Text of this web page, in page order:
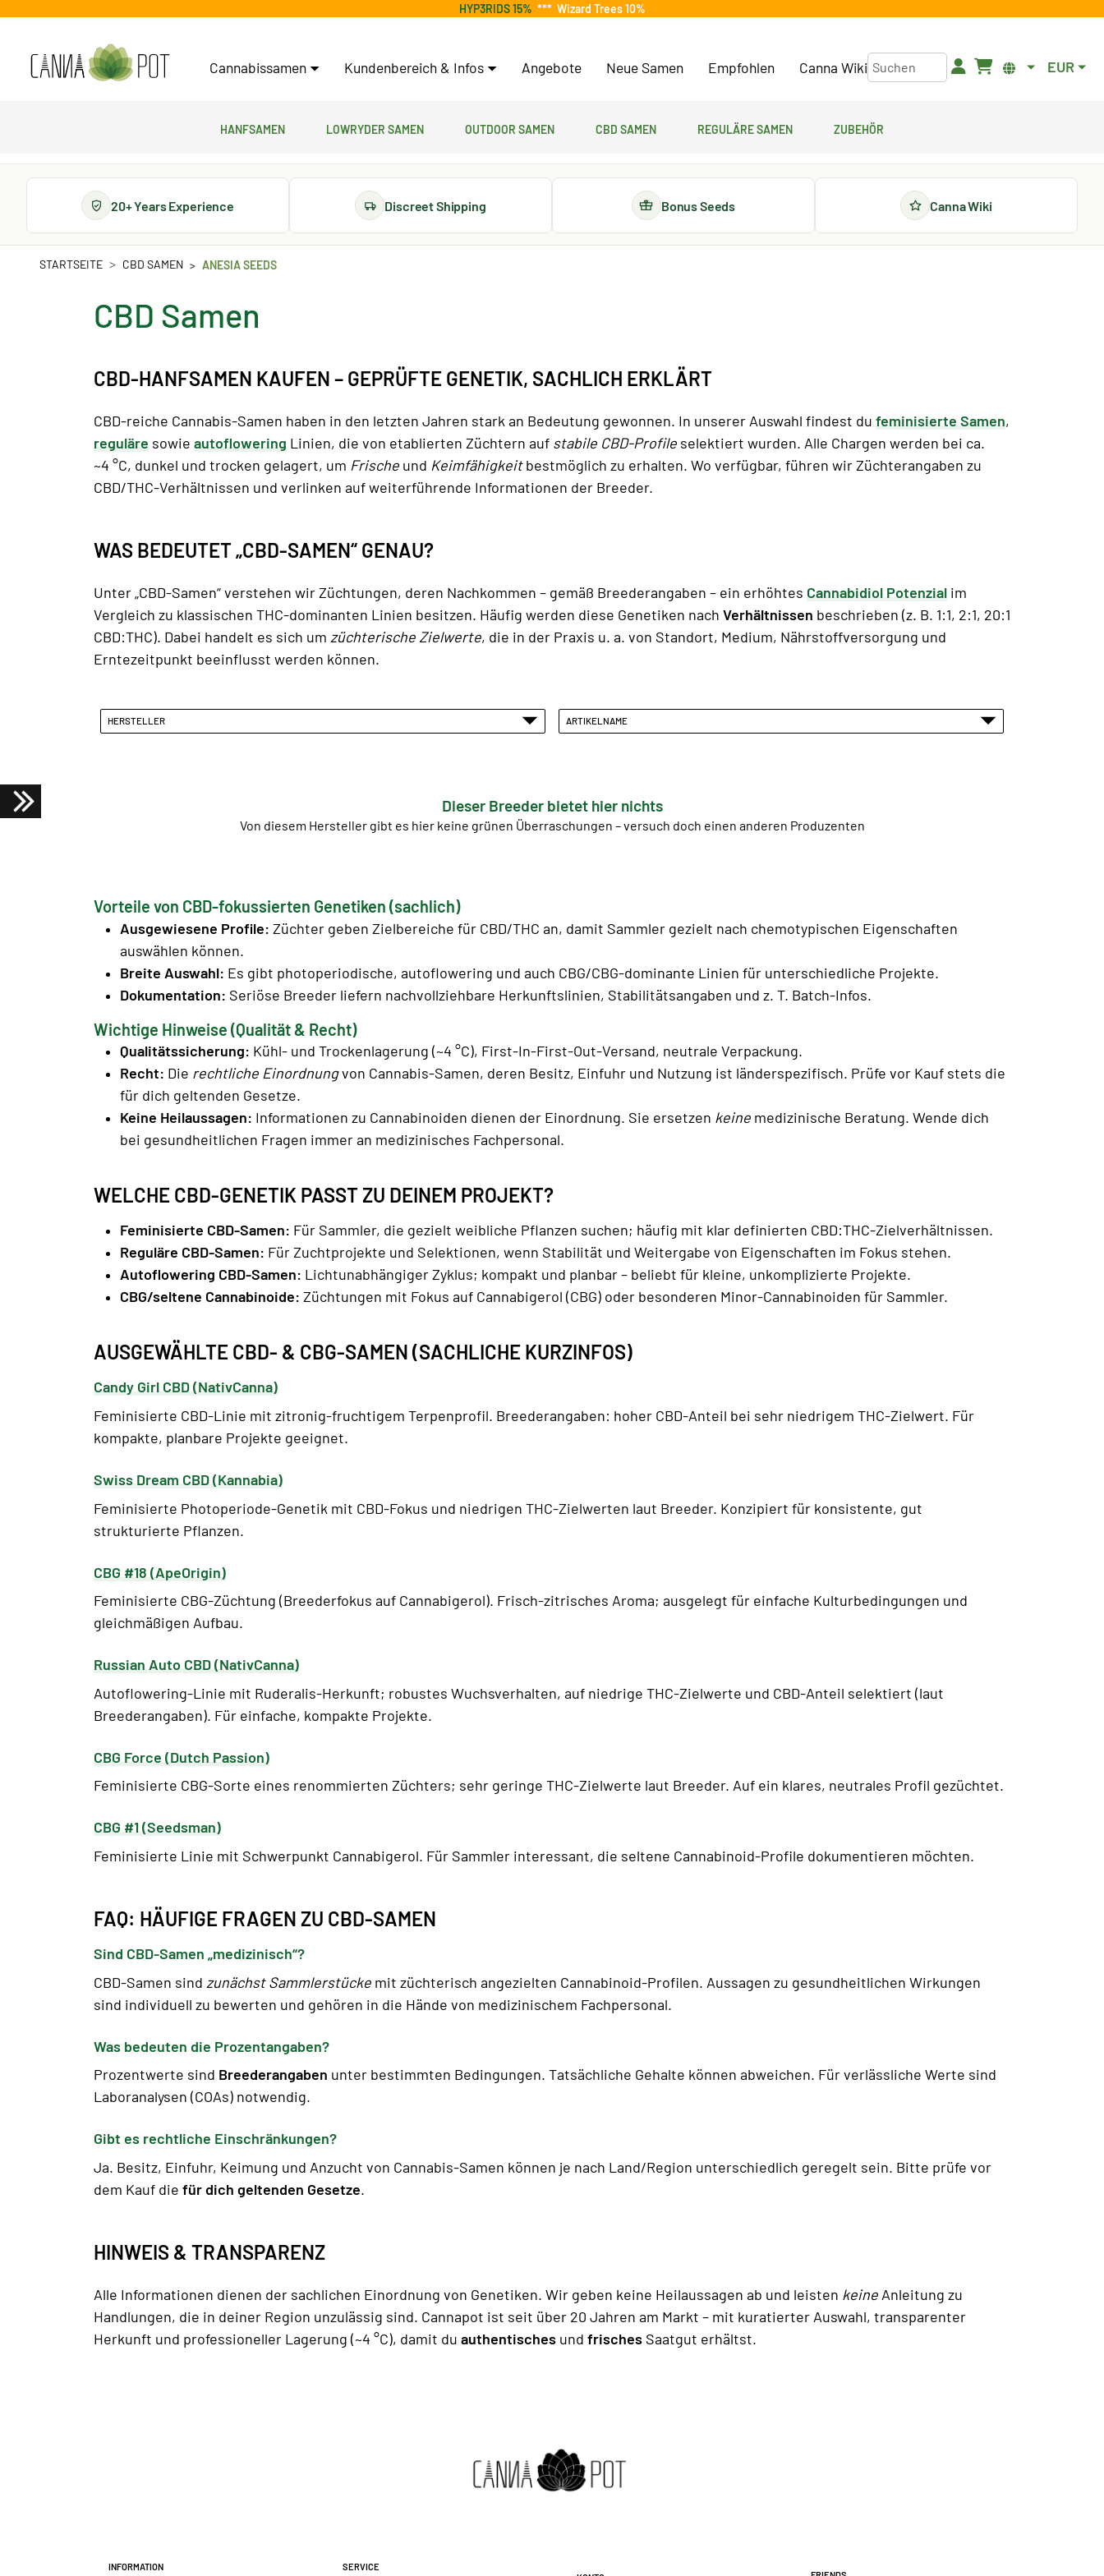
HYP3RIDS 15% *** Wizard Trees 10%
Cannabissamen Kundenbereich & Infos Angebote Neue Samen Empfohlen Canna Wiki EUR
Hanfsamen Lowryder Samen Outdoor Samen CBD Samen Reguläre Samen Zubehör
20+ Years Experience Discreet Shipping Bonus Seeds Canna Wiki
STARTSEITE CBD SAMEN ANESIA SEEDS
CBD Samen
CBD-HANFSAMEN KAUFEN – GEPRÜFTE GENETIK, SACHLICH ERKLÄRT
CBD-reiche Cannabis-Samen haben in den letzten Jahren stark an Bedeutung gewonnen. In unserer Auswahl findest du feminisierte Samen,
reguläre sowie autoflowering Linien, die von etablierten Züchtern auf stabile CBD-Profile selektiert wurden. Alle Chargen werden bei ca.
~4 °C, dunkel und trocken gelagert, um Frische und Keimfähigkeitbestmöglich zu erhalten. Wo verfügbar, führen wir Züchterangaben zu
CBD/THC-Verhältnissen und verlinken auf weiterführende Informationen der Breeder.
WAS BEDEUTET „CBD-SAMEN“ GENAU?
Unter „CBD-Samen“ verstehen wir Züchtungen, deren Nachkommen – gemäß Breederangaben – ein erhöhtes Cannabidiol Potenzial im
Vergleich zu klassischen THC-dominanten Linien besitzen. Häufig werden diese Genetiken nach Verhältnissen beschrieben (z. B. 1:1, 2:1, 20:1
CBD:THC). Dabei handelt es sich um züchterische Zielwerte, die in der Praxis u. a. von Standort, Medium, Nährstoffversorgung und
Erntezeitpunkt beeinflusst werden können.
HERSTELLER ARTIKELNAME
Dieser Breeder bietet hier nichts
Von diesem Hersteller gibt es hier keine grünen Überraschungen – versuch doch einen anderen Produzenten
Vorteile von CBD-fokussierten Genetiken (sachlich)
Ausgewiesene Profile: Züchter geben Zielbereiche für CBD/THC an, damit Sammler gezielt nach chemotypischen Eigenschaften
auswählen können.
Breite Auswahl: Es gibt photoperiodische, autoflowering und auch CBG/CBG-dominante Linien für unterschiedliche Projekte.
Dokumentation: Seriöse Breeder liefern nachvollziehbare Herkunftslinien, Stabilitätsangaben und z. T. Batch-Infos.
Wichtige Hinweise (Qualität & Recht)
Qualitätssicherung: Kühl- und Trockenlagerung (~4 °C), First-In-First-Out-Versand, neutrale Verpackung.
Recht: Die rechtliche Einordnungvon Cannabis-Samen, deren Besitz, Einfuhr und Nutzung ist länderspezifisch. Prüfe vor Kauf stets die
für dich geltenden Gesetze.
Keine Heilaussagen: Informationen zu Cannabinoiden dienen der Einordnung. Sie ersetzen keine medizinische Beratung. Wende dich
bei gesundheitlichen Fragen immer an medizinisches Fachpersonal.
WELCHE CBD-GENETIK PASST ZU DEINEM PROJEKT?
Feminisierte CBD-Samen: Für Sammler, die gezielt weibliche Pflanzen suchen; häufig mit klar definierten CBD:THC-Zielverhältnissen.
Reguläre CBD-Samen: Für Zuchtprojekte und Selektionen, wenn Stabilität und Weitergabe von Eigenschaften im Fokus stehen.
Autoflowering CBD-Samen: Lichtunabhängiger Zyklus; kompakt und planbar – beliebt für kleine, unkomplizierte Projekte.
CBG/seltene Cannabinoide: Züchtungen mit Fokus auf Cannabigerol (CBG) oder besonderen Minor-Cannabinoiden für Sammler.
AUSGEWÄHLTE CBD- & CBG-SAMEN (SACHLICHE KURZINFOS)
Candy Girl CBD (NativCanna)
Feminisierte CBD-Linie mit zitronig-fruchtigem Terpenprofil. Breederangaben: hoher CBD-Anteil bei sehr niedrigem THC-Zielwert. Für
kompakte, planbare Projekte geeignet.
Swiss Dream CBD (Kannabia)
Feminisierte Photoperiode-Genetik mit CBD-Fokus und niedrigen THC-Zielwerten laut Breeder. Konzipiert für konsistente, gut
strukturierte Pflanzen.
CBG #18 (ApeOrigin)
Feminisierte CBG-Züchtung (Breederfokus auf Cannabigerol). Frisch-zitrisches Aroma; ausgelegt für einfache Kulturbedingungen und
gleichmäßigen Aufbau.
Russian Auto CBD (NativCanna)
Autoflowering-Linie mit Ruderalis-Herkunft; robustes Wuchsverhalten, auf niedrige THC-Zielwerte und CBD-Anteil selektiert (laut
Breederangaben). Für einfache, kompakte Projekte.
CBG Force (Dutch Passion)
Feminisierte CBG-Sorte eines renommierten Züchters; sehr geringe THC-Zielwerte laut Breeder. Auf ein klares, neutrales Profil gezüchtet.
CBG #1 (Seedsman)
Feminisierte Linie mit Schwerpunkt Cannabigerol. Für Sammler interessant, die seltene Cannabinoid-Profile dokumentieren möchten.
FAQ: HÄUFIGE FRAGEN ZU CBD-SAMEN
Sind CBD-Samen „medizinisch“?
CBD-Samen sind zunächst Sammlerstücke mit züchterisch angezielten Cannabinoid-Profilen. Aussagen zu gesundheitlichen Wirkungen
sind individuell zu bewerten und gehören in die Hände von medizinischem Fachpersonal.
Was bedeuten die Prozentangaben?
Prozentwerte sind Breederangaben unter bestimmten Bedingungen. Tatsächliche Gehalte können abweichen. Für verlässliche Werte sind
Laboranalysen (COAs) notwendig.
Gibt es rechtliche Einschränkungen?
Ja. Besitz, Einfuhr, Keimung und Anzucht von Cannabis-Samen können je nach Land/Region unterschiedlich geregelt sein. Bitte prüfe vor
dem Kauf die für dich geltenden Gesetze.
HINWEIS & TRANSPARENZ
Alle Informationen dienen der sachlichen Einordnung von Genetiken. Wir geben keine Heilaussagen ab und leisten keine Anleitung zu
Handlungen, die in deiner Region unzulässig sind. Cannapot ist seit über 20 Jahren am Markt – mit kuratierter Auswahl, transparenter
Herkunft und professioneller Lagerung (~4 °C), damit du authentisches und frisches Saatgut erhältst.
Information Service